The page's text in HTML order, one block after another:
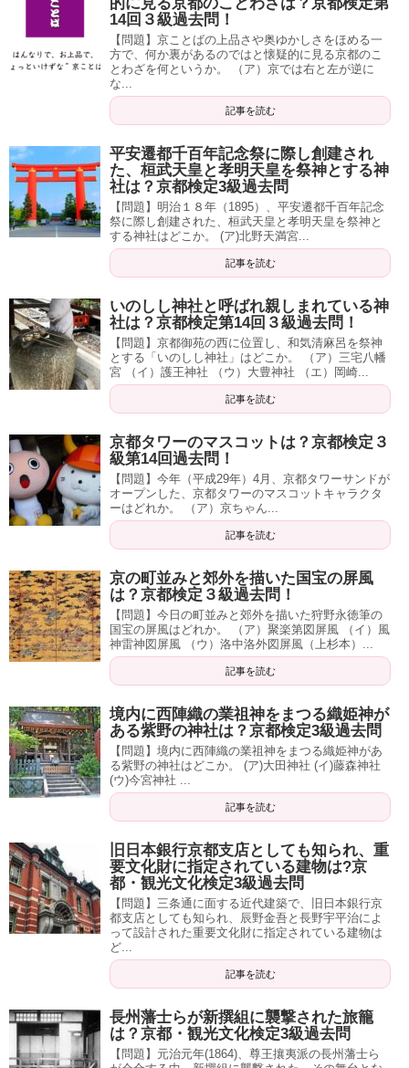
14回３級過去問！
【問題】京ことばの上品さや奥ゆかしさをほめる一
方で、何か裏があるのではと懐疑的に見る京都のこ
とわざを何というか。 （ア）京では右と左が逆に
な...
記事を読む
平安遷都千百年記念祭に際し創建され
た、桓武天皇と孝明天皇を祭神とする神
社は？京都検定3級過去問
【問題】明治１８年（1895）、平安遷都千百年記念
祭に際し創建された、桓武天皇と孝明天皇を祭神と
する神社はどこか。 (ア)北野天満宮...
記事を読む
いのしし神社と呼ばれ親しまれている神
社は？京都検定第14回３級過去問！
【問題】京都御苑の西に位置し、和気清麻呂を祭神
とする「いのしし神社」はどこか。 （ア）三宅八幡
宮 （イ）護王神社 （ウ）大豊神社 （エ）岡崎...
記事を読む
京都タワーのマスコットは？京都検定３
級第14回過去問！
【問題】今年（平成29年）4月、京都タワーサンドが
オープンした、京都タワーのマスコットキャラクタ
ーはどれか。 （ア）京ちゃん...
記事を読む
京の町並みと郊外を描いた国宝の屏風
は？京都検定３級過去問！
【問題】今日の町並みと郊外を描いた狩野永徳筆の
国宝の屏風はどれか。 （ア）聚楽第図屏風 （イ）風
神雷神図屏風 （ウ）洛中洛外図屏風（上杉本）...
記事を読む
境内に西陣織の業祖神をまつる織姫神が
ある紫野の神社は？京都検定3級過去問
【問題】境内に西陣織の業祖神をまつる織姫神があ
る紫野の神社はどこか。 (ア)大田神社 (イ)藤森神社
(ウ)今宮神社 ...
記事を読む
旧日本銀行京都支店としても知られ、重
要文化財に指定されている建物は?京
都・観光文化検定3級過去問
【問題】三条通に面する近代建築で、旧日本銀行京
都支店としても知られ、辰野金吾と長野宇平治によ
って設計された重要文化財に指定されている建物は
ど...
記事を読む
長州藩士らが新撰組に襲撃された旅籠
は？京都・観光文化検定3級過去問
【問題】元治元年(1864)、尊王攘夷派の長州藩士ら